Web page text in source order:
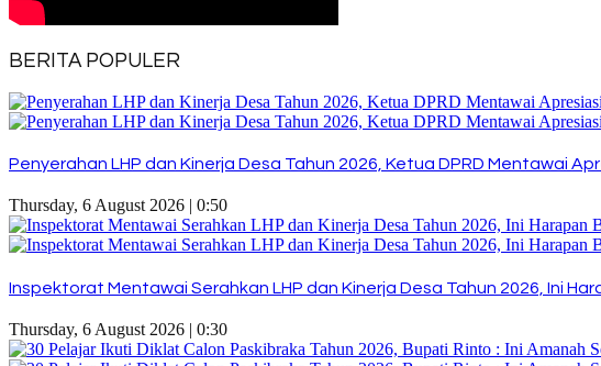
BERITA POPULER
Penyerahan LHP dan Kinerja Desa Tahun 2026, Ketua DPRD Mentawai
Thursday, 6 August 2026 | 0:50
Inspektorat Mentawai Serahkan LHP dan Kinerja Desa Tahun 2026, Ini
Thursday, 6 August 2026 | 0:30